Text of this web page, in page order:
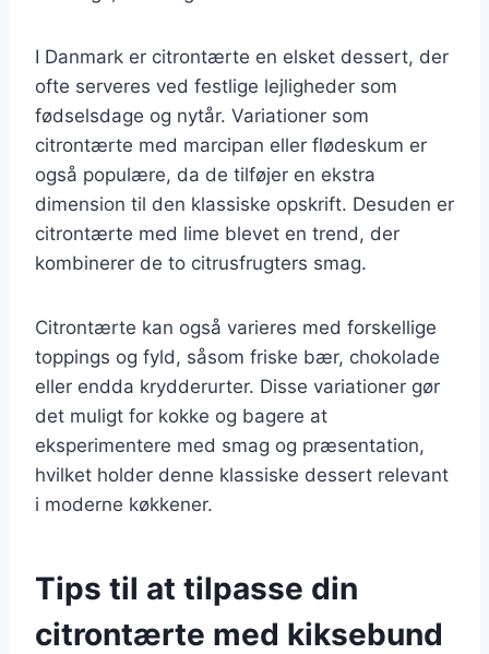
I Danmark er citrontærte en elsket dessert, der
ofte serveres ved festlige lejligheder som
fødselsdage og nytår. Variationer som
citrontærte med marcipan eller flødeskum er
også populære, da de tilføjer en ekstra
dimension til den klassiske opskrift. Desuden er
citrontærte med lime blevet en trend, der
kombinerer de to citrusfrugters smag.
Citrontærte kan også varieres med forskellige
toppings og fyld, såsom friske bær, chokolade
eller endda krydderurter. Disse variationer gør
det muligt for kokke og bagere at
eksperimentere med smag og præsentation,
hvilket holder denne klassiske dessert relevant
i moderne køkkener.
Tips til at tilpasse din
citrontærte med kiksebund